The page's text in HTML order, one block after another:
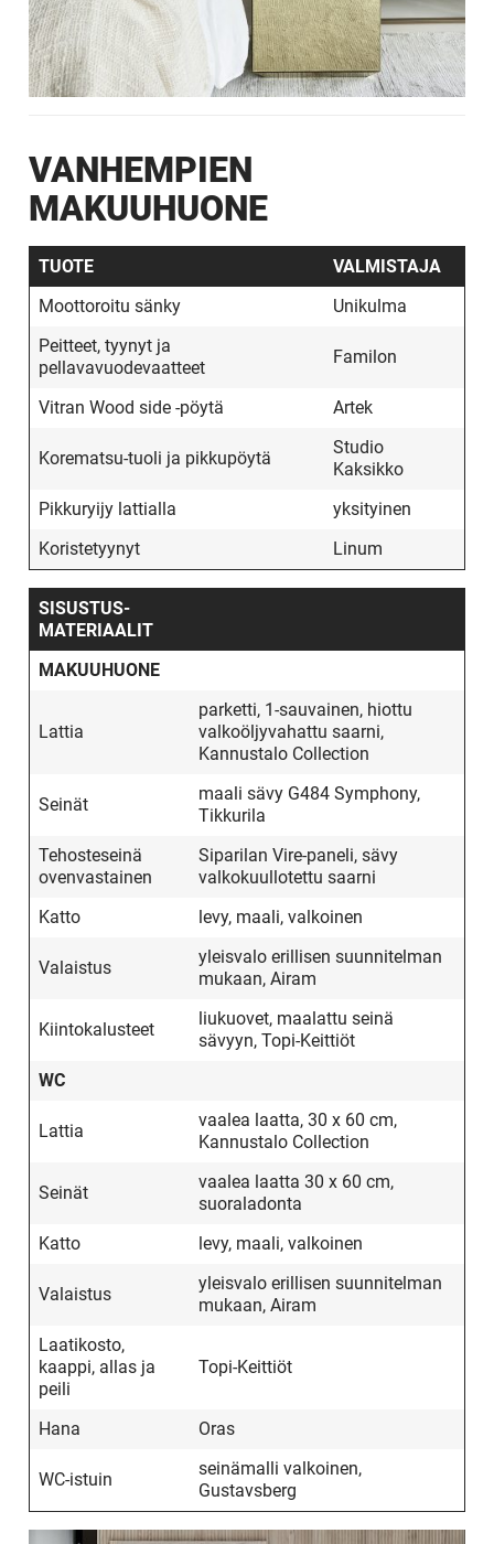
VANHEMPIEN
MAKUUHUONE
TUOTE
VALMISTAJA
Moottoroitu sänky
Unikulma
Peitteet, tyynyt ja
pellavavuodevaatteet
Familon
Vitran Wood side -pöytä Artek
Korematsu-tuoli ja pikkupöytä
Studio
Kaksikko
Pikkuryijy lattialla
yksityinen
Koristetyynyt
Linum
SISUSTUS­
MATERIAALIT
MAKUUHUONE
Lattia
parketti, 1-sauvainen, hiottu
valkoöljyvahattu saarni,
Kannustalo Collection
Seinät
maali sävy G484 Symphony,
Tikkurila
Tehosteseinä
ovenvastainen
Siparilan Vire-paneli, sävy
valkokuullotettu saarni
Katto
levy, maali, valkoinen
Valaistus
yleisvalo erillisen suunnitelman
mukaan, Airam
Kiintokalusteet
liukuovet, maalattu seinä
sävyyn, Topi-Keittiöt
WC
Lattia
vaalea laatta, 30 x 60 cm,
Kannustalo Collection
Seinät
vaalea laatta 30 x 60 cm,
suoraladonta
Katto
levy, maali, valkoinen
Valaistus
yleisvalo erillisen suunnitelman
mukaan, Airam
Laatikosto,
kaappi, allas ja
peili
Topi-Keittiöt
Hana Oras
WC-istuin
seinämalli valkoinen,
Gustavsberg